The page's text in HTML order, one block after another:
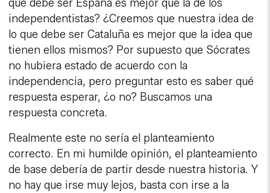
que debe ser España es mejor que la de los
independentistas? ¿Creemos que nuestra idea de
lo que debe ser Cataluña es mejor que la idea que
tienen ellos mismos? Por supuesto que Sócrates
no hubiera estado de acuerdo con la
independencia, pero preguntar esto es saber qué
respuesta esperar, ¿o no? Buscamos una
respuesta concreta.
Realmente este no sería el planteamiento
correcto. En mi humilde opinión, el planteamiento
de base debería de partir desde nuestra historia. Y
no hay que irse muy lejos, basta con irse a la